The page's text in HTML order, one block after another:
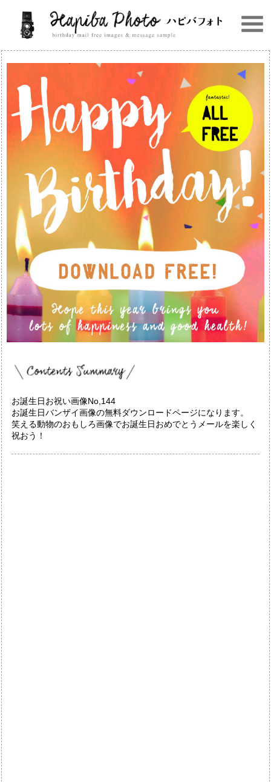
お誕生日お祝い画像No,144
お誕生日バンザイ画像の無料ダウンロードページになります。
笑える動物のおもしろ画像でお誕生日おめでとうメールを楽しく
祝おう！